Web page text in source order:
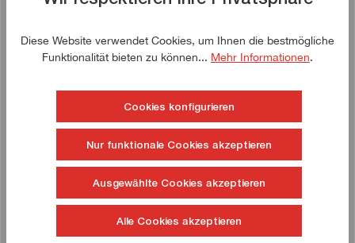
Ähnliche Artikel
Diese Website verwendet Cookies, um Ihnen die bestmögliche
Funktionalität bieten zu können... Mehr Informationen.
Cookies konfigurieren
Nur funktionale Cookies akzeptieren
Ausgewählte Cookies akzeptieren
Alle Cookies akzeptieren